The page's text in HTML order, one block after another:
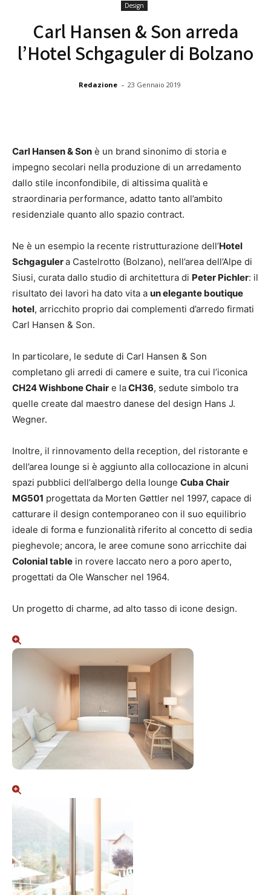
Design
Carl Hansen & Son arreda
l’Hotel Schgaguler di Bolzano
Redazione - 23 Gennaio 2019
Carl Hansen & Son è un brand sinonimo di storia e
impegno secolari nella produzione di un arredamento
dallo stile inconfondibile, di altissima qualità e
straordinaria performance, adatto tanto all’ambito
residenziale quanto allo spazio contract.
Ne è un esempio la recente ristrutturazione dell’Hotel
Schgagulera Castelrotto (Bolzano), nell’area dell’Alpe di
Siusi, curata dallo studio di architettura di Peter Pichler: il
risultato dei lavori ha dato vita a un elegante boutique
hotel, arricchito proprio dai complementi d’arredo firmati
Carl Hansen & Son.
In particolare, le sedute di Carl Hansen & Son
completano gli arredi di camere e suite, tra cui l’iconica
CH24 Wishbone Chair e laCH36, sedute simbolo tra
quelle create dal maestro danese del design Hans J.
Wegner.
Inoltre, il rinnovamento della reception, del ristorante e
dell’area lounge si è aggiunto alla collocazione in alcuni
spazi pubblici dell’albergo della lounge Cuba Chair
MG501 progettata da Morten Gøttler nel 1997, capace di
catturare il design contemporaneo con il suo equilibrio
ideale di forma e funzionalità riferito al concetto di sedia
pieghevole; ancora, le aree comune sono arricchite dai
Colonial table in rovere laccato nero a poro aperto,
progettati da Ole Wanscher nel 1964.
Un progetto di charme, ad alto tasso di icone design.